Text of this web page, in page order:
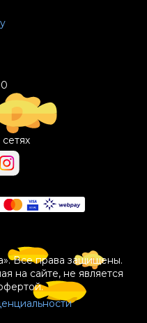
Все права защищены.
на сайте, не является